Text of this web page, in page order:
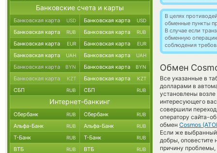
В целях
обменные пункты
В случае если
обменную
соблюдения
Обмен
Все указанные в
долларами в
установлены
интересующего
совершили
оператору сайта-
обмен Cosmos
Если же выбранный
добры,
причину
Банковские счета и карты
Банковская карта USD Банковская карта USD
Банковская карта RUB Банковская карта RUB
Банковская карта EUR Банковская карта EUR
Банковская карта UAH Банковская карта UAH
Банковская карта BYN Банковская карта BYN
Банковская карта KZT Банковская карта KZT
СБП RUB СБП RUB
Интернет-банкинг
Сбербанк RUB Сбербанк RUB
Альфа-Банк RUB Альфа-Банк RUB
Т-Банк RUB Т-Банк RUB
ВТБ RUB ВТБ RUB